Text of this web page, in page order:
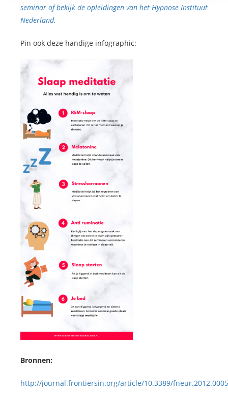
seminar of bekijk de opleidingen van het Hypnose Instituut
Nederland.
Pin ook deze handige infographic:
Bronnen:
http://journal.frontiersin.org/article/10.3389/